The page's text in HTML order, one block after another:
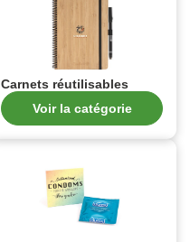
Carnets réutilisables
Voir la catégorie